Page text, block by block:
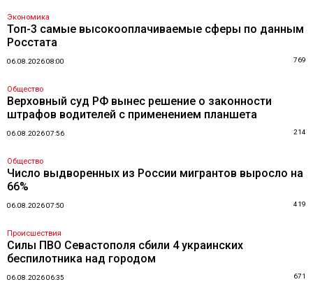
Экономика
Топ-3 самые высокооплачиваемые сферы по данным
Росстата
06.08.2026 08:00 769
Общество
Верховный суд РФ вынес решение о законности
штрафов водителей с применением планшета
06.08.2026 07:56 214
Общество
Число выдворенных из России мигрантов выросло на
66%
06.08.2026 07:50 419
Происшествия
Силы ПВО Севастополя сбили 4 украинских
беспилотника над городом
06.08.2026 06:35 671